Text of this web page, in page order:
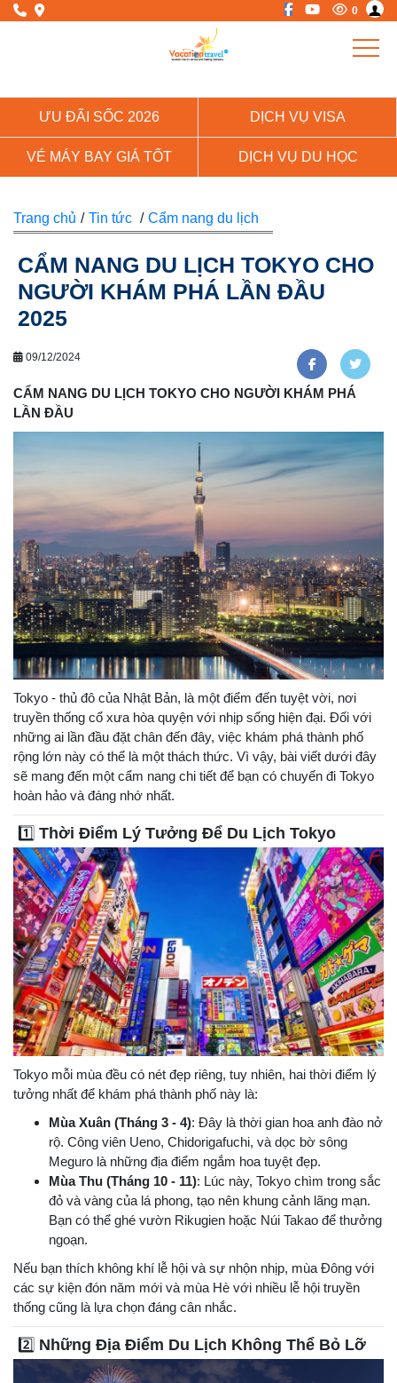
0
ƯU ĐÃI SỐC 2026 DỊCH VỤ VISA
VÉ MÁY BAY GIÁ TỐT DỊCH VỤ DU HỌC
Trang chủ / Tin tức / Cẩm nang du lịch
CẨM NANG DU LỊCH TOKYO CHO
NGƯỜI KHÁM PHÁ LẦN ĐẦU
2025
09/12/2024
CẨM NANG DU LỊCH TOKYO CHO NGƯỜI KHÁM PHÁ
LẦN ĐẦU
Tokyo - thủ đô của Nhật Bản, là một điểm đến tuyệt vời, nơi
truyền thống cổ xưa hòa quyện với nhịp sống hiện đại. Đối với
những ai lần đầu đặt chân đến đây, việc khám phá thành phố
rộng lớn này có thể là một thách thức. Vì vậy, bài viết dưới đây
sẽ mang đến một cẩm nang chi tiết để bạn có chuyến đi Tokyo
hoàn hảo và đáng nhớ nhất.
1️⃣ Thời Điểm Lý Tưởng Để Du Lịch Tokyo
Tokyo mỗi mùa đều có nét đẹp riêng, tuy nhiên, hai thời điểm lý
tưởng nhất để khám phá thành phố này là:
Mùa Xuân (Tháng 3 - 4): Đây là thời gian hoa anh đào nở
rộ. Công viên Ueno, Chidorigafuchi, và dọc bờ sông
Meguro là những địa điểm ngắm hoa tuyệt đẹp.
Mùa Thu (Tháng 10 - 11): Lúc này, Tokyo chìm trong sắc
đỏ và vàng của lá phong, tạo nên khung cảnh lãng mạn.
Bạn có thể ghé vườn Rikugien hoặc Núi Takao để thưởng
ngoạn.
Nếu bạn thích không khí lễ hội và sự nhộn nhịp, mùa Đông với
các sự kiện đón năm mới và mùa Hè với nhiều lễ hội truyền
thống cũng là lựa chọn đáng cân nhắc.
2️⃣ Những Địa Điểm Du Lịch Không Thể Bỏ Lỡ